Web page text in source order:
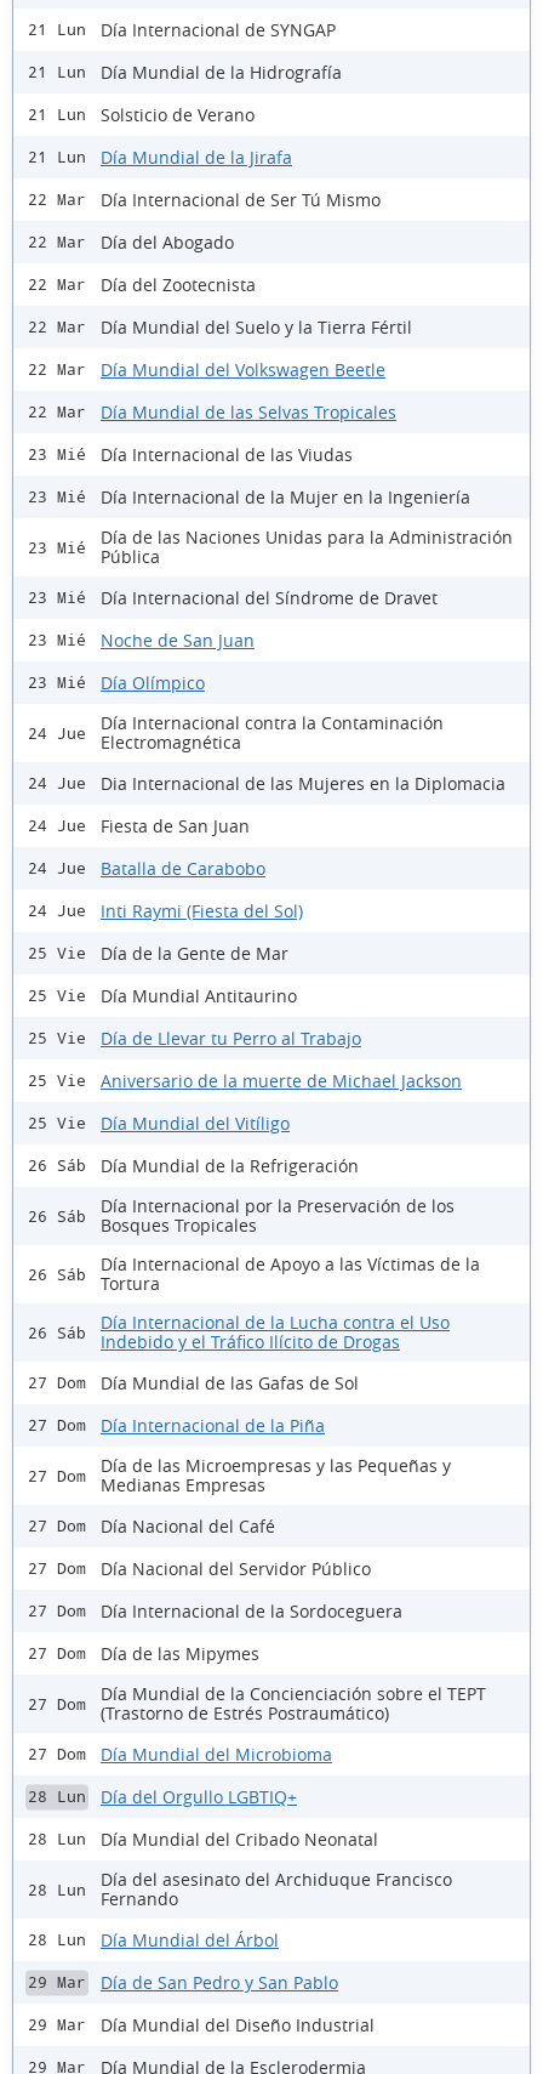
21 Lun Día Internacional de SYNGAP
21 Lun Día Mundial de la Hidrografía
21 Lun Solsticio de Verano
21 Lun Día Mundial de la Jirafa
22 Mar Día Internacional de Ser Tú Mismo
22 Mar Día del Abogado
22 Mar Día del Zootecnista
22 Mar Día Mundial del Suelo y la Tierra Fértil
22 Mar Día Mundial del Volkswagen Beetle
22 Mar Día Mundial de las Selvas Tropicales
23 Mié Día Internacional de las Viudas
23 Mié Día Internacional de la Mujer en la Ingeniería
23 Mié
Día de las Naciones Unidas para la Administración
Pública
23 Mié Día Internacional del Síndrome de Dravet
23 Mié Noche de San Juan
23 Mié Día Olímpico
24 Jue
Día Internacional contra la Contaminación
Electromagnética
24 Jue Dia Internacional de las Mujeres en la Diplomacia
24 Jue Fiesta de San Juan
24 Jue Batalla de Carabobo
24 Jue Inti Raymi (Fiesta del Sol)
25 Vie Día de la Gente de Mar
25 Vie Día Mundial Antitaurino
25 Vie Día de Llevar tu Perro al Trabajo
25 Vie Aniversario de la muerte de Michael Jackson
25 Vie Día Mundial del Vitíligo
26 Sáb Día Mundial de la Refrigeración
26 Sáb
Día Internacional por la Preservación de los
Bosques Tropicales
26 Sáb
Día Internacional de Apoyo a las Víctimas de la
Tortura
26 Sáb
Día Internacional de la Lucha contra el Uso
Indebido y el Tráfico Ilícito de Drogas
27 Dom Día Mundial de las Gafas de Sol
27 Dom Día Internacional de la Piña
27 Dom
Día de las Microempresas y las Pequeñas y
Medianas Empresas
27 Dom Día Nacional del Café
27 Dom Día Nacional del Servidor Público
27 Dom Día Internacional de la Sordoceguera
27 Dom Día de las Mipymes
27 Dom
Día Mundial de la Concienciación sobre el TEPT
(Trastorno de Estrés Postraumático)
27 Dom Día Mundial del Microbioma
28 Lun Día del Orgullo LGBTIQ+
28 Lun Día Mundial del Cribado Neonatal
28 Lun
Día del asesinato del Archiduque Francisco
Fernando
28 Lun Día Mundial del Árbol
29 Mar Día de San Pedro y San Pablo
29 Mar Día Mundial del Diseño Industrial
29 Mar Día Mundial de la Esclerodermia